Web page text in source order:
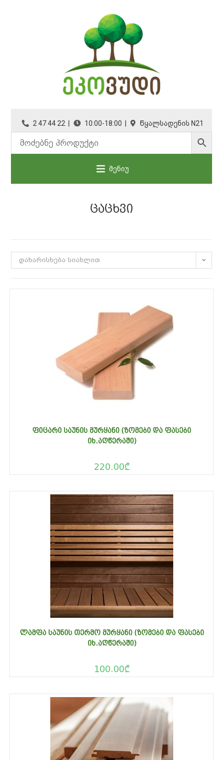
2 47 44 22 | 10:00-18:00 | წყალსადენის N21
მენიუ
ᲪᲐᲪᲮᲕᲘ
დახარისხება სიახლით
ᲤᲘᲪᲐᲠᲘ ᲡᲐᲣᲜᲘᲡ ᲛᲣᲠᲧᲐᲜᲘ (ᲖᲝᲛᲔᲑᲘ ᲓᲐ ᲤᲐᲡᲔᲑᲘ
ᲘᲮ.ᲐᲦᲬᲔᲠᲐᲨᲘ)
220.00₾
ᲚᲐᲛᲤᲐ ᲡᲐᲣᲜᲘᲡ ᲗᲔᲠᲛᲝ ᲛᲣᲠᲧᲐᲜᲘ (ᲖᲝᲛᲔᲑᲘ ᲓᲐ ᲤᲐᲡᲔᲑᲘ
ᲘᲮ.ᲐᲦᲬᲔᲠᲐᲨᲘ)
100.00₾